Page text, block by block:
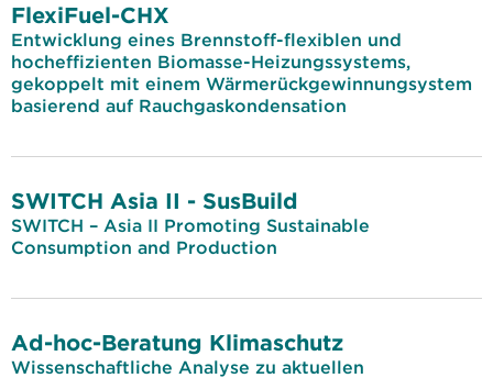
FlexiFuel-CHX
Entwicklung eines Brennstoff-flexiblen und
hocheffizienten Biomasse-Heizungssystems,
gekoppelt mit einem Wärmerückgewinnungsystem
basierend auf Rauchgaskondensation
SWITCH Asia II - SusBuild
SWITCH – Asia II Promoting Sustainable
Consumption and Production
Ad-hoc-Beratung Klimaschutz
Wissenschaftliche Analyse zu aktuellen